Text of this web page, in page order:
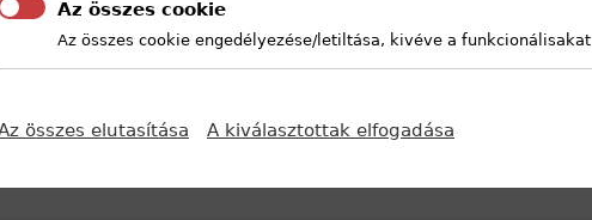
Az összes cookie
Az összes cookie engedélyezése/letiltása, kivéve a funkcionálisakat
összes elutasítása A kiválasztottak elfogadása